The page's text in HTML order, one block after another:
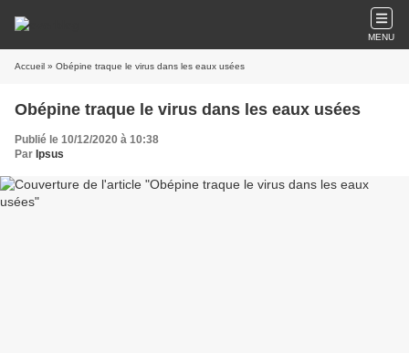
MENU
Accueil » Obépine traque le virus dans les eaux usées
Obépine traque le virus dans les eaux usées
Publié le 10/12/2020 à 10:38
Par Ipsus